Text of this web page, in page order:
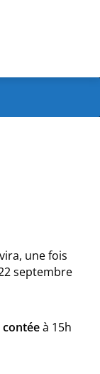
une fois
septembre
contéeà 15h